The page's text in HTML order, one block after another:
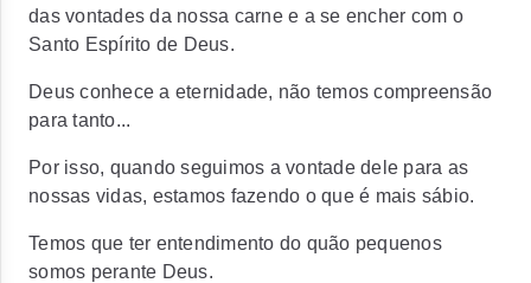
das vontades da nossa carne e a se encher com o
Santo Espírito de Deus.
Deus conhece a eternidade, não temos compreensão
para tanto...
Por isso, quando seguimos a vontade dele para as
nossas vidas, estamos fazendo o que é mais sábio.
Temos que ter entendimento do quão pequenos
somos perante Deus.